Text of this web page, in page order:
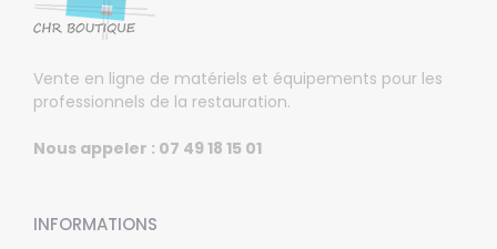
Vente en ligne de matériels et équipements pour les
professionnels de la restauration.
Nous appeler : 07 49 18 15 01
INFORMATIONS